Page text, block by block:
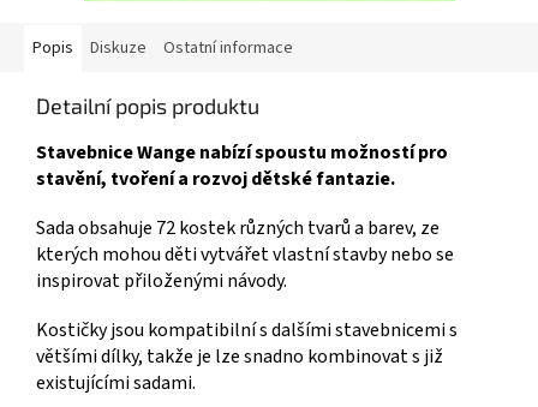
Popis Diskuze Ostatní informace
Detailní popis produktu
Stavebnice Wange nabízí spoustu možností pro
stavění, tvoření a rozvoj dětské fantazie.
Sada obsahuje 72 kostek různých tvarů a barev, ze
kterých mohou děti vytvářet vlastní stavby nebo se
inspirovat přiloženými návody.
Kostičky jsou kompatibilní s dalšími stavebnicemi s
většími dílky, takže je lze snadno kombinovat s již
existujícími sadami.